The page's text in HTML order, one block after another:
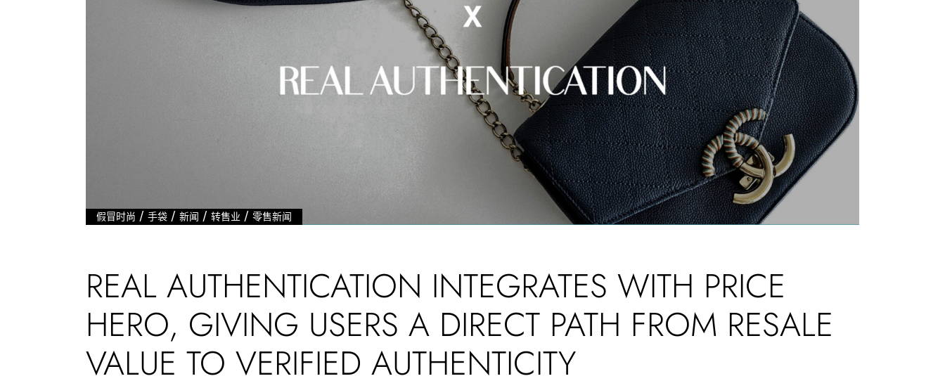
假冒时尚 / 手袋 / 新闻 / 转售业 / 零售新闻
REAL AUTHENTICATION INTEGRATES WITH PRICE
HERO, GIVING USERS A DIRECT PATH FROM RESALE
VALUE TO VERIFIED AUTHENTICITY